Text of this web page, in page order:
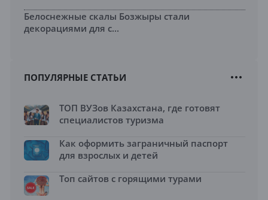
Белоснежные скалы Бозжыры стали
декорациями для с...
ПОПУЛЯРНЫЕ СТАТЬИ
ТОП ВУЗов Казахстана, где готовят
специалистов туризма
Как оформить заграничный паспорт
для взрослых и детей
Топ сайтов с горящими турами